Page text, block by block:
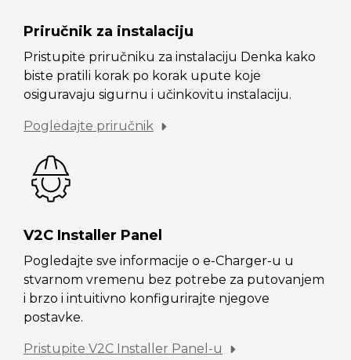
Priručnik za instalaciju
Pristupite priručniku za instalaciju Denka kako
biste pratili korak po korak upute koje
osiguravaju sigurnu i učinkovitu instalaciju.
Pogledajte priručnik
V2C Installer Panel
Pogledajte sve informacije o e-Charger-u u
stvarnom vremenu bez potrebe za putovanjem
i brzo i intuitivno konfigurirajte njegove
postavke.
Pristupite V2C Installer Panel-u